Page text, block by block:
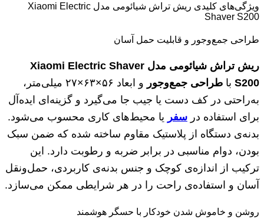
ویژگی‌های کلیدی ریش تراش شیائومی مدل Xiaomi Electric
Shaver S200
طراحی جمع‌وجور و قابلیت حمل آسان
ریش تراش شیائومی مدل Xiaomi Electric Shaver
S200 با طراحی جمع‌وجور
و ابعاد ۵۶×۶۳×۲۷ میلی‌متر،
به‌راحتی در کف دست یا جیب جا می‌گیرد و گزینه‌ای ایده‌آل
برای استفاده در سفر یا محیط‌های کاری محسوب می‌شود.
بدنه‌ی دستگاه از پلاستیک مقاوم ساخته شده که ضمن سبک
بودن، دوام مناسبی در برابر ضربه و رطوبت دارد. این
ترکیب از اندازه‌ی کوچک و جنس بدنه‌ی کاربردی، حمل‌ونقل
آسان و استفاده‌ی راحت را در هر شرایطی ممکن می‌سازد.
روشن و خاموش شدن خودکار با حسگر هوشمند